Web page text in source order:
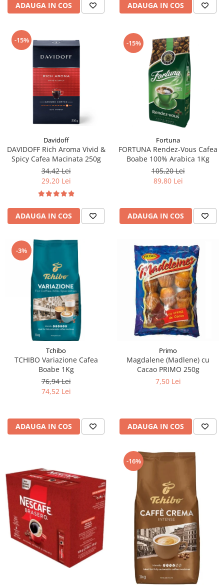
ADAUGA IN COS ADAUGA IN COS
-15%
Davidoff
DAVIDOFF Rich Aroma Vivid &
Spicy Cafea Macinata 250g
34,42 Lei
29,20 Lei
ADAUGA IN COS
-15%
Fortuna
FORTUNA Rendez-Vous Cafea
Boabe 100% Arabica 1Kg
105,20 Lei
89,80 Lei
ADAUGA IN COS
-3%
Tchibo
TCHIBO Variazione Cafea
Boabe 1Kg
76,94 Lei
74,52 Lei
ADAUGA IN COS
Primo
Magdalene (Madlene) cu
Cacao PRIMO 250g
7,50 Lei
ADAUGA IN COS
-16%